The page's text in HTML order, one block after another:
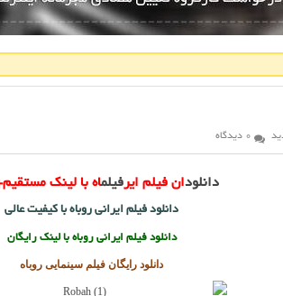
0 دیدگاه
دانلودان فیلم ایرفیلماه با لینک
دانلود فیلم ایرانی روباه با کیفیت عالی
دانلود فیلم ایرانی روباه با لینک رایگان
دانلود رایگان فیلم سینمایی روباه